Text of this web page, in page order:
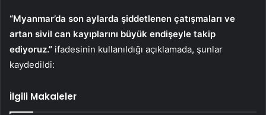
“Myanmar’da son aylarda şiddetlenen çatışmaları ve
artan sivil can kayıplarını büyük endişeyle takip
ediyoruz.” ifadesinin kullanıldığı açıklamada, şunlar
kaydedildi:
İlgili Makaleler